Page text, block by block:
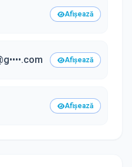
Afișează
Afișează
Afișează